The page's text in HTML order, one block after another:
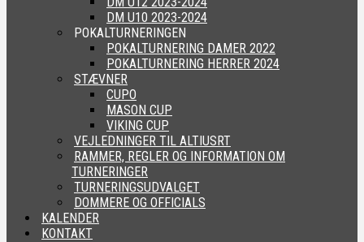
DM U10 2023-2024
POKALTURNERINGEN
POKALTURNERING DAMER 2022
POKALTURNERING HERRER 2024
STÆVNER
CUPO
MASON CUP
VIKING CUP
VEJLEDNINGER TIL ALTIUSRT
RAMMER, REGLER OG INFORMATION OM
TURNERINGER
TURNERINGSUDVALGET
DOMMERE OG OFFICIALS
KALENDER
KONTAKT